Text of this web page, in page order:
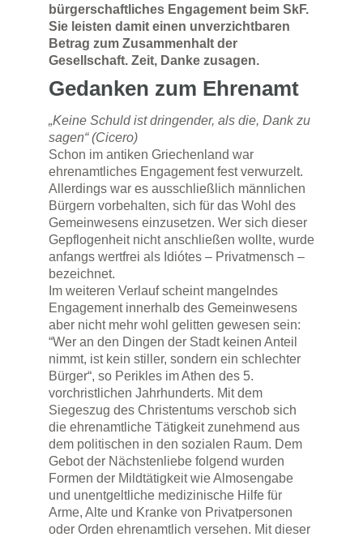
bürgerschaftliches Engagement beim SkF.
Sie leisten damit einen unverzichtbaren
Betrag zum Zusammenhalt der
Gesellschaft. Zeit, Danke zusagen.
Gedanken zum Ehrenamt
„Keine Schuld ist dringender, als die, Dank zu
sagen“ (Cicero)
Schon im antiken Griechenland war
ehrenamtliches Engagement fest verwurzelt.
Allerdings war es ausschließlich männlichen
Bürgern vorbehalten, sich für das Wohl des
Gemeinwesens einzusetzen. Wer sich dieser
Gepflogenheit nicht anschließen wollte, wurde
anfangs wertfrei als Idiótes – Privatmensch –
bezeichnet.
Im weiteren Verlauf scheint mangelndes
Engagement innerhalb des Gemeinwesens
aber nicht mehr wohl gelitten gewesen sein:
“Wer an den Dingen der Stadt keinen Anteil
nimmt, ist kein stiller, sondern ein schlechter
Bürger“, so Perikles im Athen des 5.
vorchristlichen Jahrhunderts. Mit dem
Siegeszug des Christentums verschob sich
die ehrenamtliche Tätigkeit zunehmend aus
dem politischen in den sozialen Raum. Dem
Gebot der Nächstenliebe folgend wurden
Formen der Mildtätigkeit wie Almosengabe
und unentgeltliche medizinische Hilfe für
Arme, Alte und Kranke von Privatpersonen
oder Orden ehrenamtlich versehen. Mit dieser